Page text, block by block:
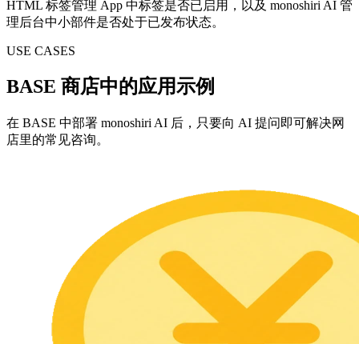
HTML 标签管理 App 中标签是否已启用，以及 monoshiri AI 管
理后台中小部件是否处于已发布状态。
USE CASES
BASE 商店中的应用示例
在 BASE 中部署 monoshiri AI 后，只要向 AI 提问即可解决网
店里的常见咨询。